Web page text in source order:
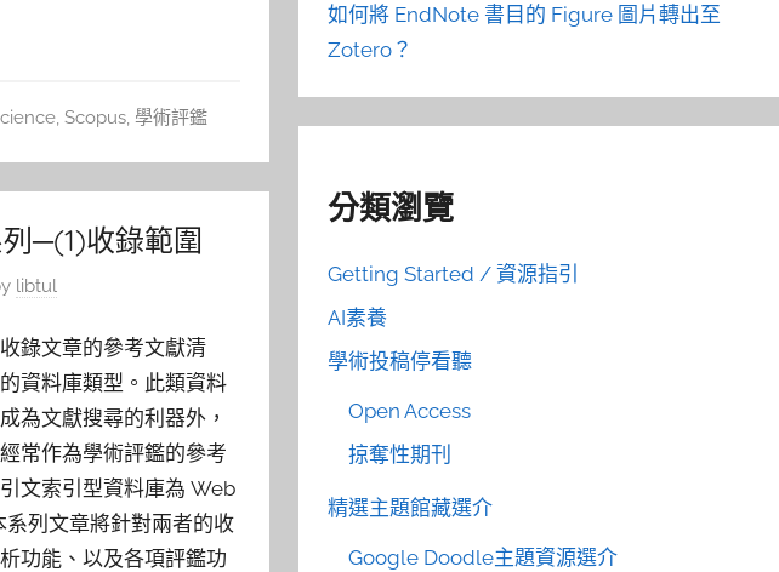
, Scopus, 學術評鑑
─(1)收錄範圍
libtul
錄文章的參考文獻清
資料庫類型。此類資料
為文獻搜尋的利器外，
常作為學術評鑑的參考
文索引型資料庫為 Web
列文章將針對兩者的收
功能、以及各項評鑑功
如何將 EndNote 書目的 Figure 圖片轉出至
Zotero？
分類瀏覽
Getting Started / 資源指引
AI素養
學術投稿停看聽
Open Access
掠奪性期刊
精選主題館藏選介
Google Doodle主題資源選介